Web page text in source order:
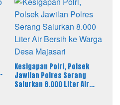
Kesigapan Polri, Polsek
Jawilan Polres Serang
Salurkan 8.000 Liter Air